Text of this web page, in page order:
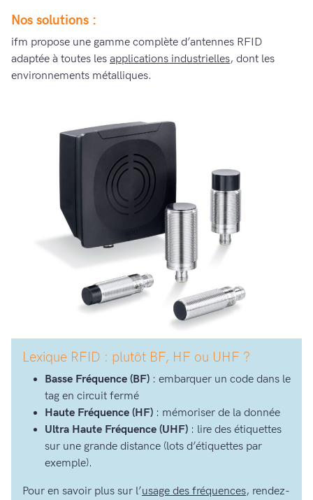
Nos solutions :
ifm propose une gamme complète d’antennes RFID
adaptée à toutes les applications industrielles, dont les
environnements métalliques.
Lexique RFID : plutôt BF, HF ou UHF ?
Basse Fréquence (BF) : embarquer un code dans le
tag en circuit fermé
Haute Fréquence (HF) : mémoriser de la donnée
Ultra Haute Fréquence (UHF) : lire des étiquettes
sur une grande distance (lots d’étiquettes par
exemple).
Pour en savoir plus sur l’usage des fréquences, rendez-